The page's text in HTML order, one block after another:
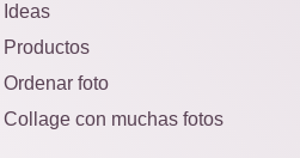
Ideas
Productos
Ordenar foto
Collage con muchas fotos